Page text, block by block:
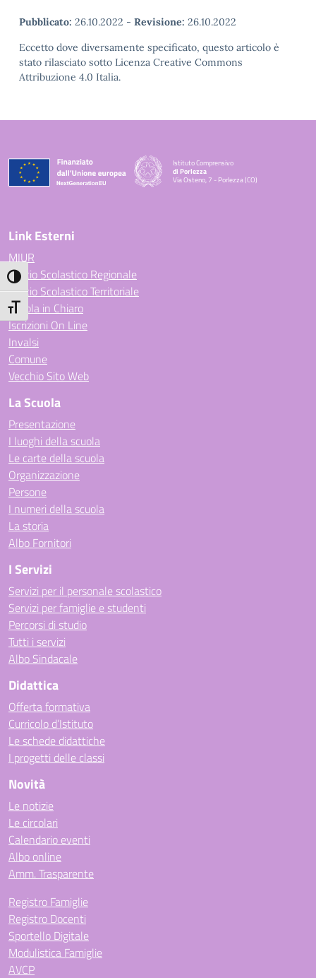
Attiva/disattiva alto contrasto
Attiva/disattiva dimensione testo
Pubblicato: 26.10.2022 - Revisione: 26.10.2022
Eccetto dove diversamente specificato, questo articolo è
stato rilasciato sotto Licenza Creative Commons
Attribuzione 4.0 Italia.
Istituto Comprensivo
di Porlezza
Via Osteno, 7 - Porlezza (CO)
Link Esterni
MIUR
Ufficio Scolastico Regionale
Ufficio Scolastico Territoriale
Scuola in Chiaro
Iscrizioni On Line
Invalsi
Comune
Vecchio Sito Web
La Scuola
Presentazione
I luoghi della scuola
Le carte della scuola
Organizzazione
Persone
I numeri della scuola
La storia
Albo Fornitori
I Servizi
Servizi per il personale scolastico
Servizi per famiglie e studenti
Percorsi di studio
Tutti i servizi
Albo Sindacale
Didattica
Offerta formativa
Curricolo d’Istituto
Le schede didattiche
I progetti delle classi
Novità
Le notizie
Le circolari
Calendario eventi
Albo online
Amm. Trasparente
Registro Famiglie
Registro Docenti
Sportello Digitale
Modulistica Famiglie
AVCP